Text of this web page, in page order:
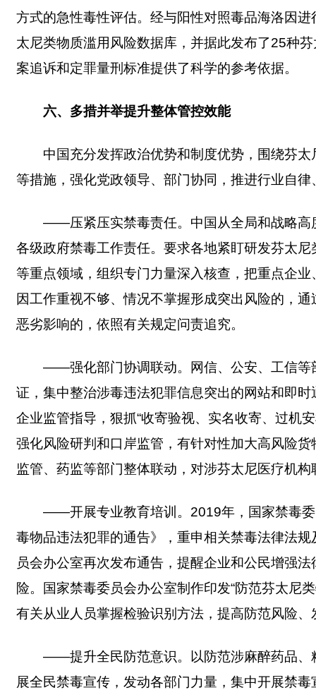
方式的急性毒性评估。经与阳性对照毒品海洛因
太尼类物质滥用风险数据库，并据此发布了25种
案追诉和定罪量刑标准提供了科学的参考依据。
六、多措并举提升整体管控效能
中国充分发挥政治优势和制度优势，围绕芬
等措施，强化党政领导、部门协同，推进行业自
——压紧压实禁毒责任。中国从全局和战略高
各级政府禁毒工作责任。要求各地紧盯研发芬太
等重点领域，组织专门力量深入核查，把重点企
因工作重视不够、情况不掌握形成突出风险的，
恶劣影响的，依照有关规定问责追究。
——强化部门协调联动。网信、公安、工信等
证，集中整治涉毒违法犯罪信息突出的网站和即
企业监管指导，狠抓“收寄验视、实名收寄、过机
强化风险研判和口岸监管，有针对性加大高风险
监管、药监等部门整体联动，对涉芬太尼医疗机
——开展专业教育培训。2019年，国家禁毒
毒物品违法犯罪的通告》，重申相关禁毒法律法
员会办公室再次发布通告，提醒企业和公民增强
险。国家禁毒委员会办公室制作印发“防范芬太尼
有关从业人员掌握检验识别方法，提高防范风险
——提升全民防范意识。以防范涉麻醉药品、
展全民禁毒宣传，发动各部门力量，集中开展禁